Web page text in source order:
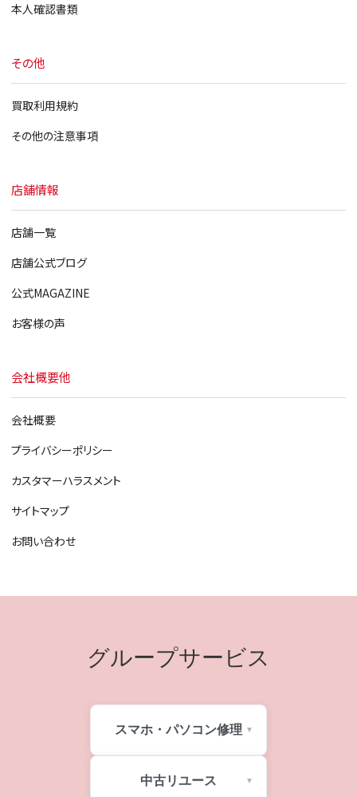
本人確認書類
その他
買取利用規約
その他の注意事項
店舗情報
店舗一覧
店舗公式ブログ
公式MAGAZINE
お客様の声
会社概要他
会社概要
プライバシーポリシー
カスタマーハラスメント
サイトマップ
お問い合わせ
グループサービス
スマホ・パソコン修理
中古リユース